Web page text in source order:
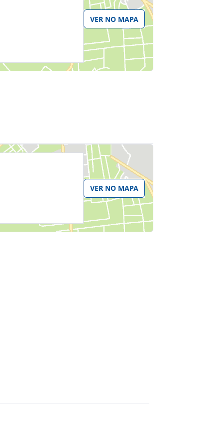
VER NO MAPA
VER NO MAPA